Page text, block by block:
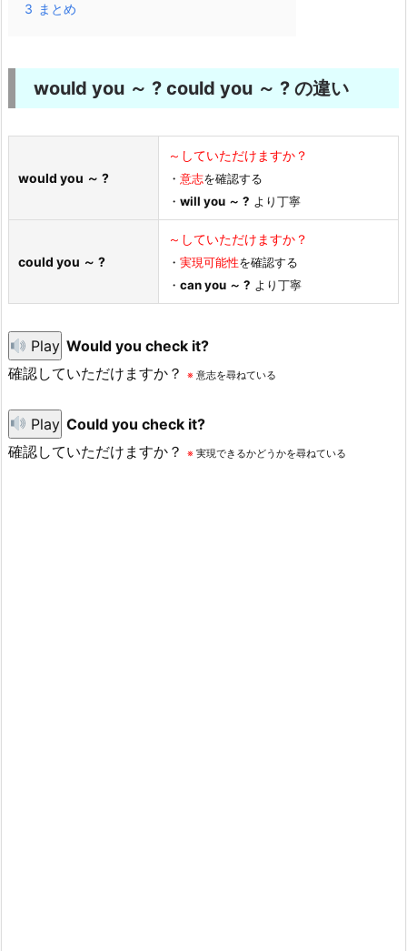
3 まとめ
would you ～ ? could you ～ ? の違い
would you ～ ?
～していただけますか？
・ 意志を確認する
・ will you ～ ? より丁寧
could you ～ ?
～していただけますか？
・ 実現可能性を確認する
・ can you ～ ? より丁寧
Play Would you check it?
確認していただけますか？
※ 意志を尋ねている
Play Could you check it?
確認していただけますか？
※ 実現できるかどうかを尋ねている